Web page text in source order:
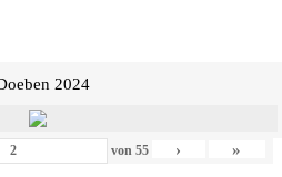
2024
von 55 › »